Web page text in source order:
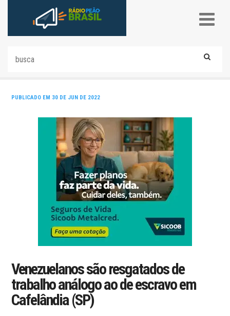
PUBLICADO EM 30 DE JUN DE 2022
Venezuelanos são resgatados de
trabalho análogo ao de escravo em
Cafelândia (SP)